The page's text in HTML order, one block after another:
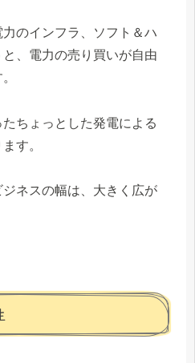
のインフラ、ソフト＆ハ
、電力の売り買いが自由
ちょっとした発電による
す。
ネスの幅は、大きく広が